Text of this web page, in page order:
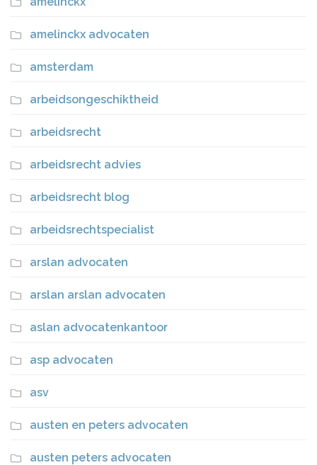
amelinckx advocaten
amsterdam
arbeidsongeschiktheid
arbeidsrecht
arbeidsrecht advies
arbeidsrecht blog
arbeidsrechtspecialist
arslan advocaten
arslan arslan advocaten
aslan advocatenkantoor
asp advocaten
asv
austen en peters advocaten
austen peters advocaten